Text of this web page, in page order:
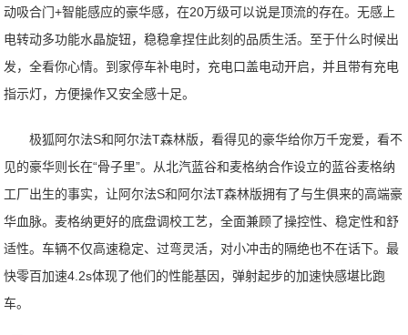
动吸合门+智能感应的豪华感，在20万级可以说是顶流的存在。无感上
电转动多功能水晶旋钮，稳稳拿捏住此刻的品质生活。至于什么时候出
发，全看你心情。到家停车补电时，充电口盖电动开启，并且带有充电
指示灯，方便操作又安全感十足。
极狐阿尔法S和阿尔法T森林版，看得见的豪华给你万千宠爱，看不
见的豪华则长在“骨子里”。从北汽蓝谷和麦格纳合作设立的蓝谷麦格纳
工厂出生的事实，让阿尔法S和阿尔法T森林版拥有了与生俱来的高端豪
华血脉。麦格纳更好的底盘调校工艺，全面兼顾了操控性、稳定性和舒
适性。车辆不仅高速稳定、过弯灵活，对小冲击的隔绝也不在话下。最
快零百加速4.2s体现了他们的性能基因，弹射起步的加速快感堪比跑
车。